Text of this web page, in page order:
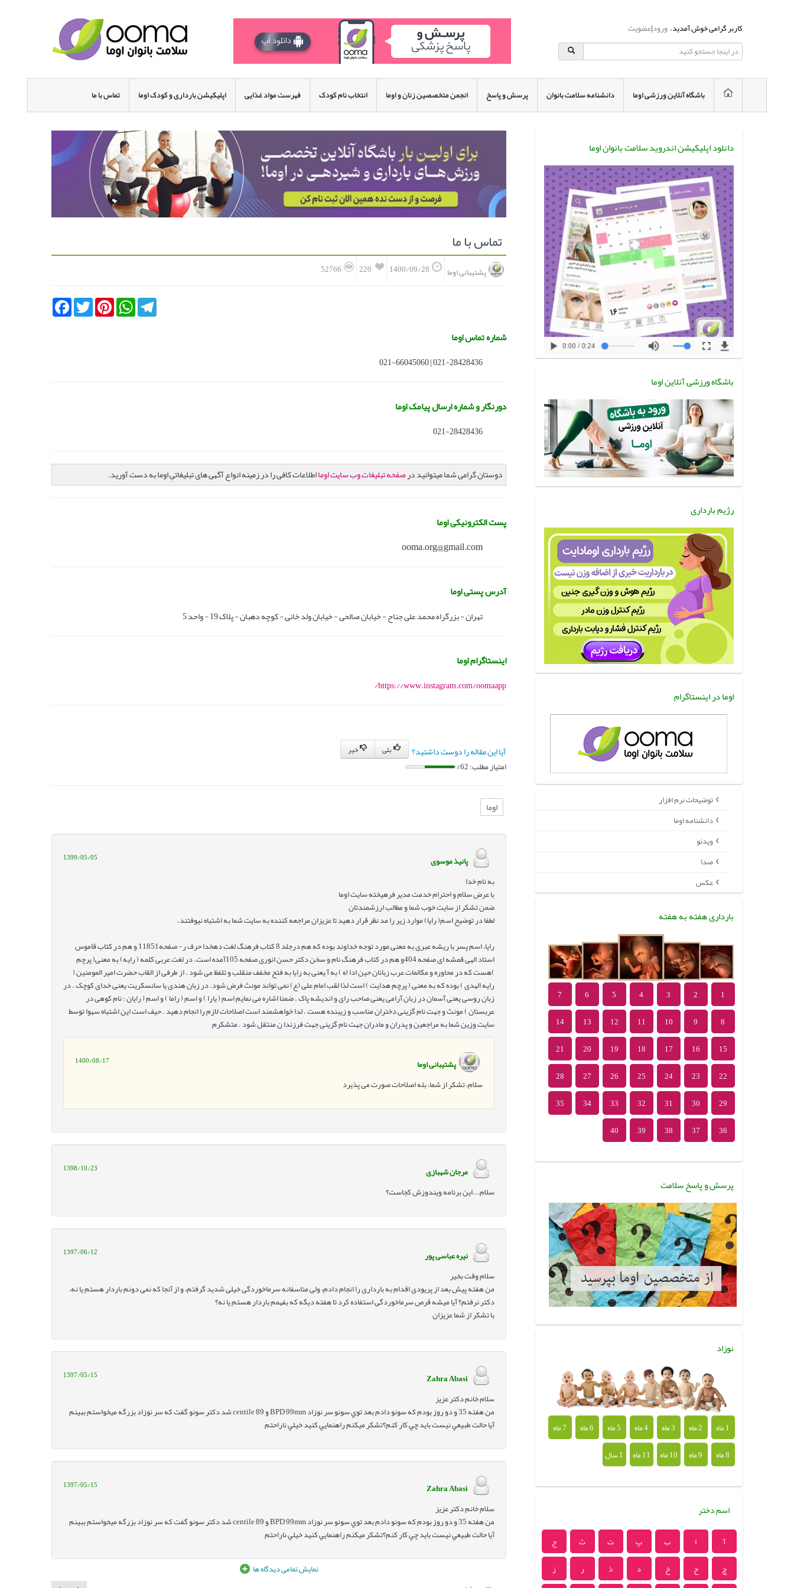
کاربر گرامی خوش آمدید.ورود|عضویت
باشگاه آنلاین ورزشی اوما دانشنامه سلامت بانوان پرسش و پاسخ انجمن متخصصین زنان و اوما انتخاب نام کودک فهرست مواد غذایی اپلیکیشن بارداری و کودک اوما تماس با ما
تماس با ما
52766 220 1400/09/28 پشتیبانی اوما
FacebookTwitterPinterestWhatsAppTelegram
شماره تماس اوما
021-28428436 | 021-66045060
دورنگار و شماره ارسال پیامک اوما
021-28428436
دوستان گرامی شما میتوانید درصفحه تبلیغات وب سایت اومااطلاعات کافی را در زمینه انواع آگهی های تبلیغاتیِ اوما به دست آورید.
پست الکترونیکی اوما
ooma.org@gmail.com
آدرس پستی اوما
تهران - بزرگراه محمد علی جناح - خیابان صالحی - خیابان ولد خانی - کوچه دهبان - پلاک 19 - واحد 5
اینستاگرام اوما
https://www.instagram.com/oomaapp/
آیا این مقاله را دوست داشتید؟
امتیاز مطلب: 62%
اوما
پانیذ موسوی 1399/05/05
به نام خدا
با عرض سلام و احترام خدمت مدیر فرهیخته سایت اوما
ضمن تشکر از سایت خوب شما و مطالب ارزشمندتان
لطفا در توضیح اسم( رایا) موارد زیر را مد نظر قرار دهید تا عزیزان مراجعه کننده به سایت شما به اشتباه نیوفتند.
رایا، اسم پسر با ریشه عبری به معنی مورد توجه خداوند بوده که هم درجلد 8 کتاب فرهنگ لغت دهخدا حرف ر- صفحه11851 و هم در کتاب قاموس
استاد الهی قمشه ای صفحه 404و هم در کتاب فرهنگ نام و سخن دکتر حسن انوری صفحه 105آمده است. در لغت عربی کلمه ( رایه) به معنی( پرچم
)هست که در محاوره و مکالمات عرب زبانان حین ادا (ه ) به آ یعنی به رایا به فتح مخفف منقلب و تلفظ می شود . از طرفی از القاب حضرت امیر المومنین (
رایه الهدی ) بوده که به معنی ( پرچم هدایت ) است لذا لقب امام علی (ع) نمی تواند مونث فرض شود. در زبان هندی یا سانسکریت یعنی خدای کوچک . در
زبان روسی یعنی آسمان در زبان آرامی یعنی صاحب رای و اندیشه پاک . ضمنا اشاره می نمایم اسم ( یارا ) و اسم ( راما ) و اسم ( رایان : نام کوهی در
عربستان ) مونث و جهت نام گزینی دختران مناسب و زیبنده هست . لدا خواهشمند است اصلاحات لازم را انجام دهید . حیف است این اشتباه سهوا توسط
سایت وزین شما به مراجعین و پدران و مادران جهت نام گزینی جهت فرزندا ن منتقل شود . متشکرم
پشتیبانی اوما 1400/08/17
سلام، تشکر از شما، بله اصلاحات صورت می پذیرد
مرجان شهبازی 1398/10/23
سلام...این برنامه ویندوزش کجاست؟
نیره عباسی پور 1397/06/12
سلام وقت بخیر
من هفته پیش بعد از پریودی اقدام به بارداری را انجام دادم، ولی متاسفانه سرماخوردگی خیلی شدید گرفتم، و از آنجا که نمی دونم باردار هستم یا نه،
دکتر نرفتم؟ آیا میشه قرص سرماخوردگی استفاده کرد تا هفته دیگه که بفهمم باردار هستم یا نه؟
با تشکر از شما عزیزان
Zahra Abasi
1397/05/15
سلام خانم دكتر عزيز
من هفته 35 و دو روز بودم كه سونو دادم بعد توي سونو سر نوزاد BPD 99mm و centile 89 شد دكتر سونو گفت كه سر نوزاد بزرگه ميخواستم ببينم
آيا حالت طبيعي نيست بايد چي كار كنم؟تشكر ميكنم راهنمايي كنيد خيلي ناراحتم
Zahra Abasi
1397/05/15
سلام خانم دكتر عزيز
من هفته 35 و دو روز بودم كه سونو دادم بعد توي سونو سر نوزاد BPD 99mm و centile 89 شد دكتر سونو گفت كه سر نوزاد بزرگه ميخواستم ببينم
آيا حالت طبيعي نيست بايد چي كار كنم؟تشكر ميكنم راهنمايي كنيد خيلي ناراحتم
نمایش تمامی دیدگاه ها
دانلود اپلیکیشن اندروید سلامت بانوان اوما
باشگاه ورزشی آنلاین اوما
رژیم بارداری
اوما در اینستاگرام
توضیحات نرم افزار
دانشنامه اوما
ویدئو
صدا
عکس
بارداری هفته به هفته
1
2
3
4
5
6
7
8
9
10
11
12
13
14
15
16
17
18
19
20
21
22
23
24
25
26
27
28
29
30
31
32
33
34
35
36
37
38
39
40
پرسش و پاسخ سلامت
نوزاد
1 ماه 2 ماه 3 ماه 4 ماه 5 ماه 6 ماه
7 ماه
8 ماه
9 ماه 10 ماه 11 ماه 1 سال
اسم دختر
آ ا ب پ ت ث
ج
چ
ح خ د ذ ر
ز